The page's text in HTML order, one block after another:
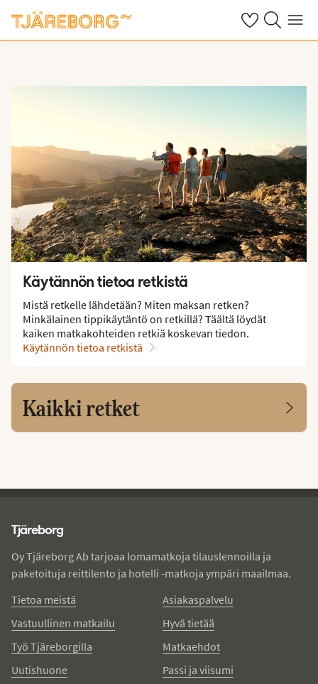
OmatHaku Valikko
Käytännön tietoa retkistä
Mistä retkelle lähdetään? Miten maksan retken?
Minkälainen tippikäytäntö on retkillä? Täältä löydät
kaiken matkakohteiden retkiä koskevan tiedon.
Käytännön tietoa retkistä
Kaikki retket
Tjäreborg
Oy Tjäreborg Ab tarjoaa lomamatkoja tilauslennoilla ja
paketoituja reittilento ja hotelli -matkoja ympäri maailmaa.
Tietoa meistä
Vastuullinen matkailu
Työ Tjäreborgilla
Uutishuone
Asiakaspalvelu
Hyvä tietää
Matkaehdot
Passi ja viisumi